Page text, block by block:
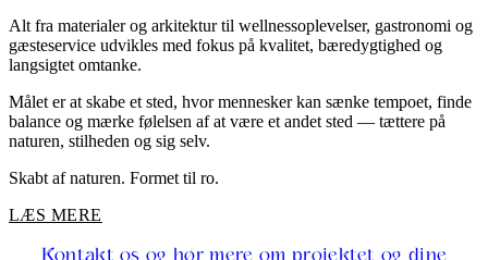
Alt fra materialer og arkitektur til wellnessoplevelser, gastronomi og
gæsteservice udvikles med fokus på kvalitet, bæredygtighed og
langsigtet omtanke.
Målet er at skabe et sted, hvor mennesker kan sænke tempoet, finde
balance og mærke følelsen af at være et andet sted — tættere på
naturen, stilheden og sig selv.
Skabt af naturen. Formet til ro.
LÆS MERE
Kontakt os og hør mere om projektet og dine